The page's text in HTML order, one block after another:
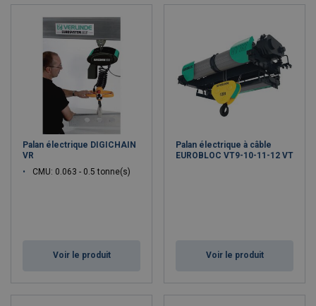
Palan électrique DIGICHAIN
VR
CMU: 0.063 - 0.5 tonne(s)
Voir le produit
Palan électrique à câble
EUROBLOC VT9-10-11-12 VT
Voir le produit